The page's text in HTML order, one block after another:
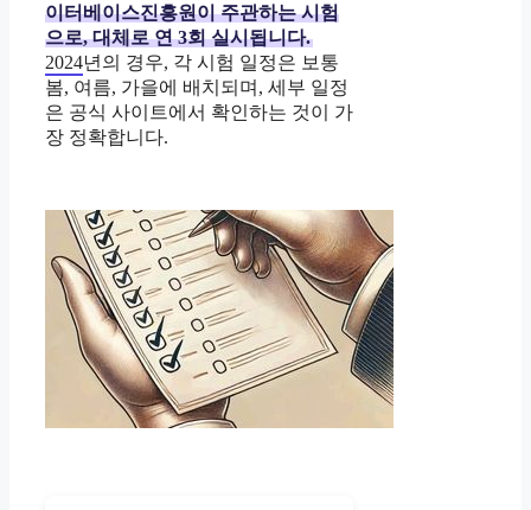
이터베이스진흥원이 주관하는 시험
으로, 대체로 연 3회 실시됩니다.
2024년의 경우, 각 시험 일정은 보통
봄, 여름, 가을에 배치되며, 세부 일정
은 공식 사이트에서 확인하는 것이 가
장 정확합니다.